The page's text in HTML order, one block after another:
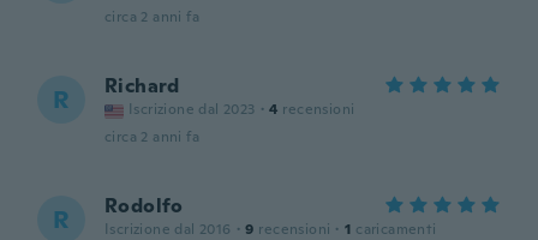
circa 2 anni fa
R Richard
Iscrizione dal 2023 · 4 recensioni
circa 2 anni fa
R Rodolfo
Iscrizione dal 2016 · 9 recensioni · 1 caricamenti